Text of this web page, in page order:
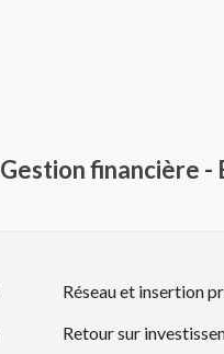
financière -
Réseau et insertion
Retour sur